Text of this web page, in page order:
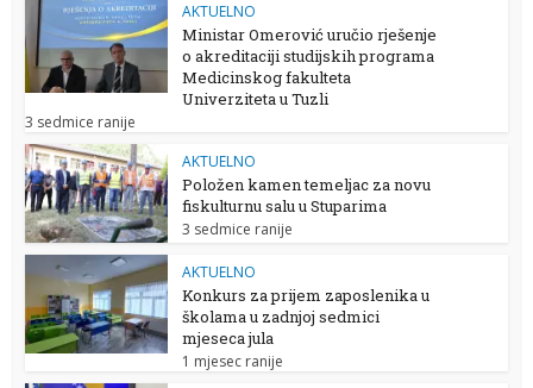
AKTUELNO
Ministar Omerović uručio rješenje
o akreditaciji studijskih programa
Medicinskog fakulteta
Univerziteta u Tuzli
3 sedmice ranije
AKTUELNO
Položen kamen temeljac za novu
fiskulturnu salu u Stuparima
3 sedmice ranije
AKTUELNO
Konkurs za prijem zaposlenika u
školama u zadnjoj sedmici
mjeseca jula
1 mjesec ranije